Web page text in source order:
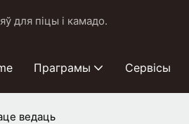
для піцы і камадо.
Праграмы Сервісы
ведаць